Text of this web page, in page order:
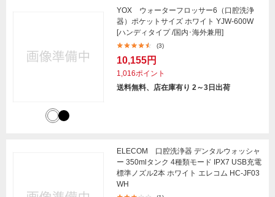
YOX ウォーターフロッサー6（口腔洗浄
器）ポケットサイズ ホワイト YJW-600W
[ハンディタイプ /国内･海外兼用]
(3)
10,155円
1,016ポイント
送料無料、店在庫有り 2～3日出荷
ELECOM 口腔洗浄器 デンタルウォッシャ
ー 350mlタンク 4種類モード IPX7 USB充電
標準ノズル2本 ホワイト エレコム HC-JF03
WH